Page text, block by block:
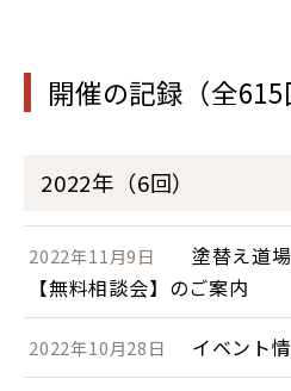
開催の記録（全615
2022年（6回）
2022年11月9日
塗替え道
【無料相談会】のご案内
2022年10月28日 イベント